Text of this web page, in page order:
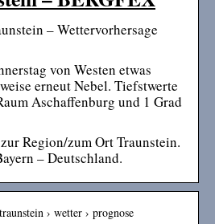
– Wettervorhersage
von Westen etwas
erneut Nebel. Tiefstwerte
Aschaffenburg und 1 Grad
Region/zum Ort Traunstein.
– Deutschland.
› wetter › prognose